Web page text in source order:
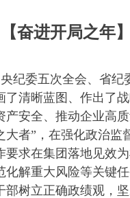
【奋进开局之年
纪委五次全会、省
了清晰蓝图、作出了
产安全、推动企业高
大者”，在强化政治
要求在集团落地见效
化解重大风险等关键
部树立正确政绩观，